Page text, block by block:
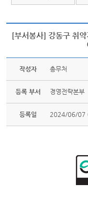
[부서봉사] 강동구 취
작성자 총무처
등록 부서 경영전략본부
등록일 2024/06/07